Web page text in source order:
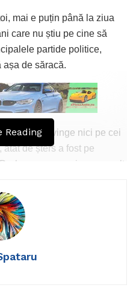
mai e puțin până la ziua
care nu știu pe cine să
partide politice,
așa de săracă.
i mai convinge nici pe cei
de șters a fost pe
ul s-a compromis prea mult
despre afacerile
care le-a învârtit Dan
și-a cam tocat capitalul de
sprijinul lui Victor Ponta și
Reading